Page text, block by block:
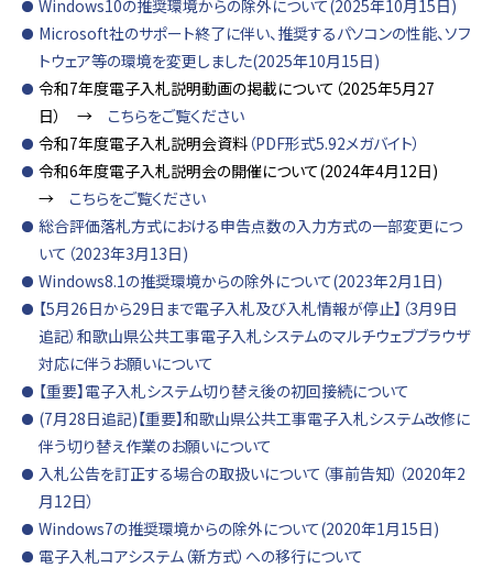
Windows10の推奨環境からの除外について(2025年10月15日)
Microsoft社のサポート終了に伴い、推奨するパソコンの性能、ソフ
トウェア等の環境を変更しました(2025年10月15日)
令和7年度電子入札説明動画の掲載について（2025年5月27
日） → こちらをご覧ください
令和7年度電子入札説明会資料 （PDF形式5.92メガバイト）
令和6年度電子入札説明会の開催について(2024年4月12日)
→ こちらをご覧ください
総合評価落札方式における申告点数の入力方式の一部変更につ
いて（2023年3月13日)
Windows8.1の推奨環境からの除外について(2023年2月1日)
【5月26日から29日まで電子入札及び入札情報が停止】（3月9日
追記）和歌山県公共工事電子入札システムのマルチウェブブラウザ
対応に伴うお願いについて
【重要】電子入札システム切り替え後の初回接続について
(7月28日追記)【重要】和歌山県公共工事電子入札システム改修に
伴う切り替え作業のお願いについて
入札公告を訂正する場合の取扱いについて（事前告知）（2020年2
月12日）
Windows7の推奨環境からの除外について(2020年1月15日)
電子入札コアシステム（新方式）への移行について